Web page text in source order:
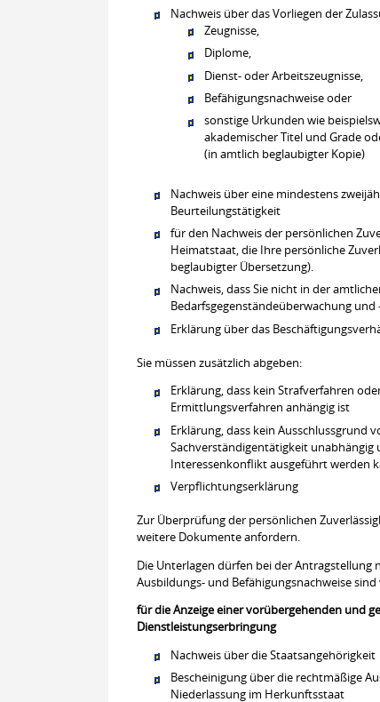
Nachweis über das Vorliegen der
Zeugnisse,
Diplome,
Dienst- oder Arbeitszeugnisse,
Befähigungsnachweise oder
sonstige Urkunden wie
akademischer Titel und Grade
(in amtlich beglaubigter Kopie)
Nachweis über eine mindestens
Beurteilungstätigkeit
für den Nachweis der persönlichen
Heimatstaat, die Ihre persönliche
beglaubigter Übersetzung).
Nachweis, dass Sie nicht in der
Bedarfsgegenständeüberwachung
Erklärung über das
Sie müssen zusätzlich abgeben:
Erklärung, dass kein Strafverfahren
Ermittlungsverfahren anhängig ist
Erklärung, dass kein Ausschlussgrund
Sachverständigentätigkeit unabhängig
Interessenkonflikt ausgeführt werden
Verpflichtungserklärung
Zur Überprüfung der persönlichen
weitere Dokumente anfordern.
Die Unterlagen dürfen bei der Antragstellung
Ausbildungs- und Befähigungsnachweise
für die Anzeige einer vorübergehenden und
Dienstleistungserbringung
Nachweis über die Staatsangehörigkeit
Bescheinigung über die rechtmäßige
Niederlassung im Herkunftsstaat